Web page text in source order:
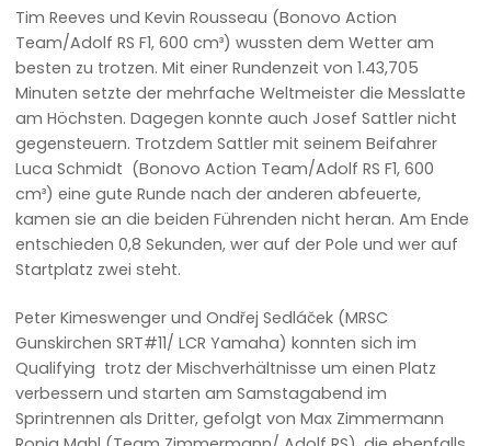
Tim Reeves und Kevin Rousseau (Bonovo Action
Team/Adolf RS F1, 600 cm³) wussten dem Wetter am
besten zu trotzen. Mit einer Rundenzeit von 1.43,705
Minuten setzte der mehrfache Weltmeister die Messlatte
am Höchsten. Dagegen konnte auch Josef Sattler nicht
gegensteuern. Trotzdem Sattler mit seinem Beifahrer
Luca Schmidt (Bonovo Action Team/Adolf RS F1, 600
cm³) eine gute Runde nach der anderen abfeuerte,
kamen sie an die beiden Führenden nicht heran. Am Ende
entschieden 0,8 Sekunden, wer auf der Pole und wer auf
Startplatz zwei steht.
Peter Kimeswenger und Ondřej Sedláček (MRSC
Gunskirchen SRT#11/ LCR Yamaha) konnten sich im
Qualifying trotz der Mischverhältnisse um einen Platz
verbessern und starten am Samstagabend im
Sprintrennen als Dritter, gefolgt von Max Zimmermann